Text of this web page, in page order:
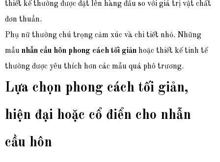
thiết kế thường được đặt lên hàng đầu so với giá trị vật chất
đơn thuần.
Phụ nữ thường chú trọng cảm xúc và chi tiết nhỏ. Những
mẫu nhẫn cầu hôn phong cách tối giản hoặc thiết kế tinh tế
thường được yêu thích hơn các mẫu quá phô trương.
Lựa chọn phong cách tối giản,
hiện đại hoặc cổ điển cho nhẫn
cầu hôn